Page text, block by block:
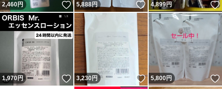
2,460円 いいね！
5,888円 いいね！
4,899円
1,970円 いいね！
3,230円 いいね！
5,800円